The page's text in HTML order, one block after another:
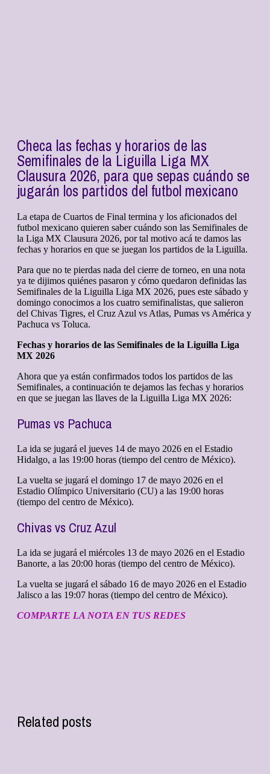
Checa las fechas y horarios de las
Semifinales de la Liguilla Liga MX
Clausura 2026, para que sepas cuándo se
jugarán los partidos del futbol mexicano
La etapa de Cuartos de Final termina y los aficionados del
futbol mexicano quieren saber cuándo son las Semifinales de
la Liga MX Clausura 2026, por tal motivo acá te damos las
fechas y horarios en que se juegan los partidos de la Liguilla.
Para que no te pierdas nada del cierre de torneo, en una nota
ya te dijimos quiénes pasaron y cómo quedaron definidas las
Semifinales de la Liguilla Liga MX 2026, pues este sábado y
domingo conocimos a los cuatro semifinalistas, que salieron
del Chivas Tigres, el Cruz Azul vs Atlas, Pumas vs América y
Pachuca vs Toluca.
Fechas y horarios de las Semifinales de la Liguilla Liga
MX 2026
Ahora que ya están confirmados todos los partidos de las
Semifinales, a continuación te dejamos las fechas y horarios
en que se juegan las llaves de la Liguilla Liga MX 2026:
Pumas vs Pachuca
La ida se jugará el jueves 14 de mayo 2026 en el Estadio
Hidalgo, a las 19:00 horas (tiempo del centro de México).
La vuelta se jugará el domingo 17 de mayo 2026 en el
Estadio Olímpico Universitario (CU) a las 19:00 horas
(tiempo del centro de México).
Chivas vs Cruz Azul
La ida se jugará el miércoles 13 de mayo 2026 en el Estadio
Banorte, a las 20:00 horas (tiempo del centro de México).
La vuelta se jugará el sábado 16 de mayo 2026 en el Estadio
Jalisco a las 19:07 horas (tiempo del centro de México).
COMPARTE LA NOTA EN TUS REDES
Related posts